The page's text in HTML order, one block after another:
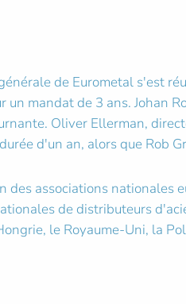
de Eurometal s'est
un mandat de 3 ans. Johan
Oliver Ellerman,
d'un an, alors que Rob
des associations
de distributeurs
le Royaume-Uni, la